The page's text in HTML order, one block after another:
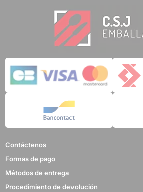
Contáctenos
Formas de pago
Métodos de entrega
Procedimiento de devolución